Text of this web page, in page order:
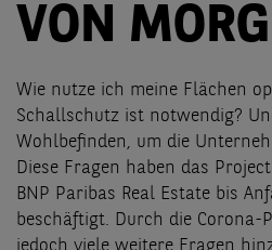
VON
Wie nutze ich meine Flächen
Schallschutz ist notwendig?
Wohlbefinden, um die
Diese Fragen haben das
BNP Paribas Real Estate bis
beschäftigt. Durch die Corona-
jedoch viele weitere Fragen